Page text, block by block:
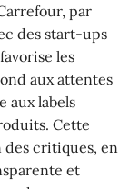
par
des start-ups
les
aux attentes
aux labels
Cette
des critiques, en
et